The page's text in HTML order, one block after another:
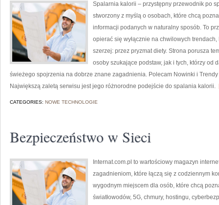
Spalarnia kalorii – przystępny przewodnik po
stworzony z myślą o osobach, które chcą
informacji podanych w naturalny sposób. To
opierać się wyłącznie na chwilowych
szerzej: przez pryzmat diety. Strona porusza
osoby szukające podstaw, jak i tych, którzy od
świeżego spojrzenia na dobrze znane zagadnienia. Polecam Nowinki i
Największą zaletą serwisu jest jego różnorodne podejście do spalania kalorii.
CATEGORIES: NOWE TECHNOLOGIE
Bezpieczeństwo w Sieci
Internat.com.pl to wartościowy magazyn
zagadnieniom, które łączą się z codziennym
wygodnym miejscem dla osób, które chcą
światłowodów, 5G, chmury, hostingu,